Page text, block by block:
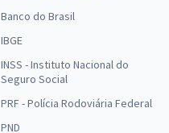
Banco do Brasil
IBGE
INSS - Instituto Nacional do
Seguro Social
PRF - Polícia Rodoviária Federal
PND